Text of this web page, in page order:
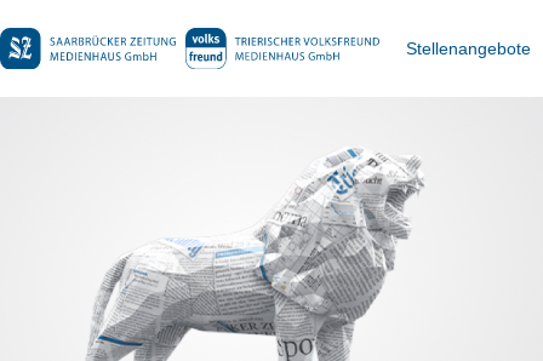
Stellenangebote